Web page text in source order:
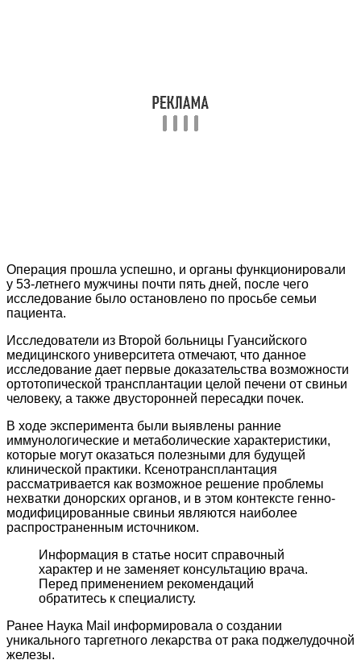
Операция прошла успешно, и органы функционировали
у 53-летнего мужчины почти пять дней, после чего
исследование было остановлено по просьбе семьи
пациента.
Исследователи из Второй больницы Гуансийского
медицинского университета отмечают, что данное
исследование дает первые доказательства возможности
ортотопической трансплантации целой печени от свиньи
человеку, а также двусторонней пересадки почек.
В ходе эксперимента были выявлены ранние
иммунологические и метаболические характеристики,
которые могут оказаться полезными для будущей
клинической практики. Ксенотрансплантация
рассматривается как возможное решение проблемы
нехватки донорских органов, и в этом контексте генно-
модифицированные свиньи являются наиболее
распространенным источником.
Информация в статье носит справочный
характер и не заменяет консультацию врача.
Перед применением рекомендаций
обратитесь к специалисту.
Ранее Наука Mail информировала о создании
уникального таргетного лекарства от рака поджелудочной
железы.